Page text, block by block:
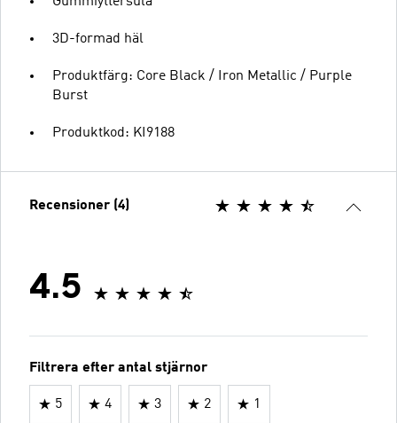
3D-formad häl
Produktfärg: Core Black / Iron Metallic / Purple
Burst
Produktkod: KI9188
Recensioner (4)
4.5
Filtrera efter antal stjärnor
5 4 3 2 1